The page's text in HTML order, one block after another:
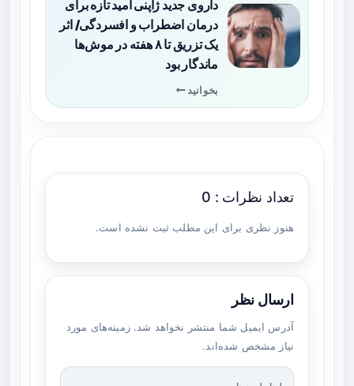
داروی جدید ژاپنی امید تازه‌ برای
درمان اضطراب و افسردگی/ اثر
یک تزریق تا ۸ هفته در موش‌ها
ماندگار بود
بخوانید
تعداد نظرات : 0
هنوز نظری برای این مطلب ثبت نشده است.
ارسال نظر
آدرس ایمیل شما منتشر نخواهد شد. زمینه‌های مورد
نیاز مشخص شده‌اند.